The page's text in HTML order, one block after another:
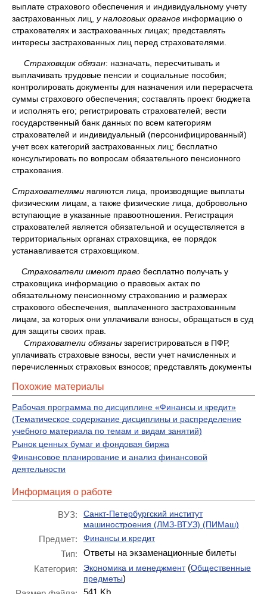
выплате страхового обеспечения и индивидуальному учету
застрахованных лиц, у налоговых органов информацию о
страхователях и застрахованных лицах; представлять
интересы застрахованных лиц перед страхователями.
Страховщик обязан: назначать, пересчитывать и
выплачивать трудовые пенсии и социальные пособия;
контролировать документы для назначения или перерасчета
суммы страхового обеспечения; составлять проект бюджета
и исполнять его; регистрировать страхователей; вести
государственный банк данных по всем категориям
страхователей и индивидуальный (персонифицированный)
учет всех категорий застрахованных лиц; бесплатно
консультировать по вопросам обязательного пенсионного
страхования.
Страхователями являются лица, производящие выплаты
физическим лицам, а также физические лица, добровольно
вступающие в указанные правоотношения. Регистрация
страхователей является обязательной и осуществляется в
территориальных органах страховщика, ее порядок
устанавливается страховщиком.
Страхователи имеют право бесплатно получать у
страховщика информацию о правовых актах по
обязательному пенсионному страхованию и размерах
страхового обеспечения, выплаченного застрахованным
лицам, за которых они уплачивали взносы, обращаться в суд
для защиты своих прав.
Страхователи обязаны зарегистрироваться в ПФР,
уплачивать страховые взносы, вести учет начисленных и
перечисленных страховых взносов; представлять документы
Похожие материалы
Рабочая программа по дисциплине «Финансы и кредит»
(Тематическое содержание дисциплины и распределение
учебного материала по темам и видам занятий)
Рынок ценных бумаг и фондовая биржа
Финансовое планирование и анализ финансовой
деятельности
Информация о работе
ВУЗ:
Санкт-Петербургский институт
машиностроения (ЛМЗ-ВТУЗ) (ПИМаш)
Предмет: Финансы и кредит
Тип:
Ответы на экзаменационные билеты
Категория:
Экономика и менеджмент(Общественные
предметы)
541 Kb